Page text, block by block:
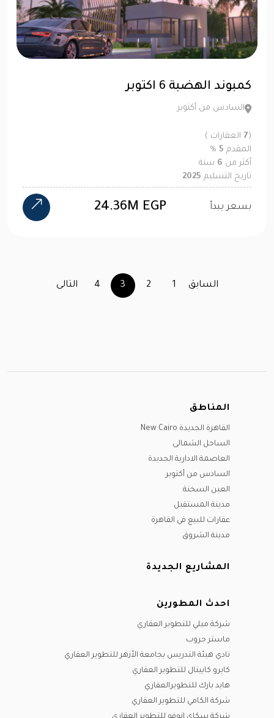
كمبوند الهضبة 6 اكتوبر
السادس من أكتوبر
(
7 العقارات )
المقدم 5
%
أكثر من 6 سنة
تاريخ التسليم 2025
بسعر يبدأ 24.36M EGP
السابق 1
2
3
4 التالى
المناطق
القاهرة الجديدة New Cairo
الساحل الشمالى
العاصمة الادارية الجديدة
السادس من أكتوبر
العين السخنة
مدينة المستقبل
عقارات للبيع في القاهرة
مدينة الشروق
المشاريع الجديدة
احدث المطورين
شركة ميلي للتطوير العقاري
ماستر جروب
نادي هيئة التدريس بجامعة الأزهر للتطوير العقاري
كايرو كابيتال للتطوير العقاري
هايد بارك للتطويرالعقاري
شركة الكامي للتطوير العقاري